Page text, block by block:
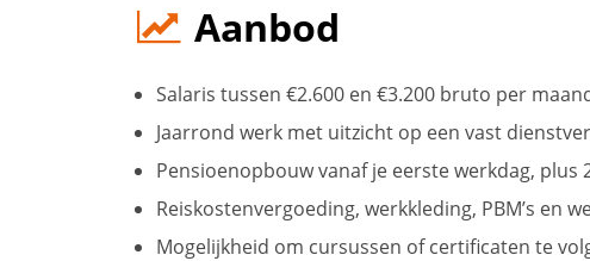
Aanbod
Salaris tussen €2.600 en €3.200 bruto per
Jaarrond werk met uitzicht op een vast
Pensioenopbouw vanaf je eerste werkdag, plus
Reiskostenvergoeding, werkkleding, PBM’s en
Mogelijkheid om cursussen of certificaten te